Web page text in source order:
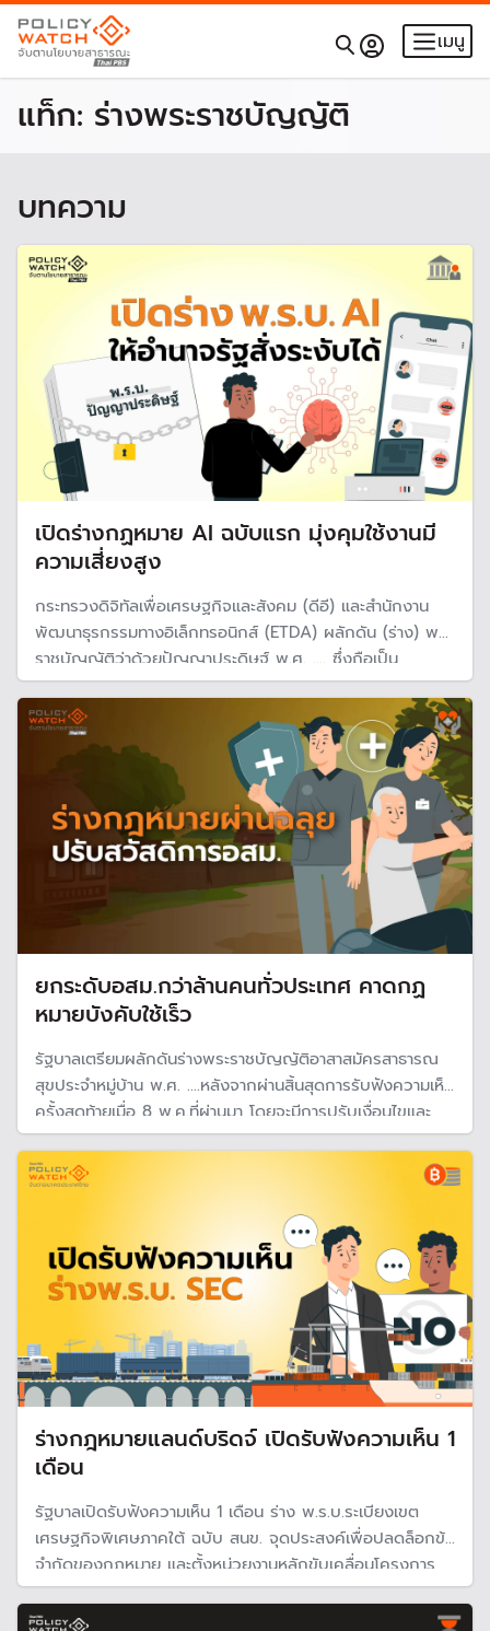
เมนู
แท็ก: ร่างพระราชบัญญัติ
บทความ
เปิดร่างกฏหมาย AI ฉบับแรก มุ่งคุมใช้งานมี
ความเสี่ยงสูง
กระทรวงดิจิทัลเพื่อเศรษฐกิจและสังคม (ดีอี) และสำนักงาน
พัฒนาธุรกรรมทางอิเล็กทรอนิกส์ (ETDA) ผลักดัน (ร่าง) พระ
ราชบัญญัติว่าด้วยปัญญาประดิษฐ์ พ.ศ. .... ซึ่งถือเป็น
กฎหมายกลางด้าน AI ฉบับแรกของประเทศไทย คาดเข้าสภาผู้
แทนราษฏรใน ก.ย. นี้
ยกระดับอสม.กว่าล้านคนทั่วประเทศ คาดกฏ
หมายบังคับใช้เร็ว
รัฐบาลเตรียมผลักดันร่างพระราชบัญญัติอาสาสมัครสาธารณ
สุขประจําหมู่บ้าน พ.ศ. ....หลังจากผ่านสิ้นสุดการรับฟังความเห็น
ครั้งสุดท้ายเมื่อ 8 พ.ค.ที่ผ่านมา โดยจะมีการปรับเงื่อนไขและ
สวัสดิการอสม.ทั่วประเทศ คาดว่าจะประกาศได้เร็ว เพราะพรรค
ภูมิใจไทยผลักดันมาตั้งแต่รัฐบาลก่อน ทำให้หมดปัญหาในขั้น
ตอนของสภา
ร่างกฎหมายแลนด์บริดจ์ เปิดรับฟังความเห็น 1
เดือน
รัฐบาลเปิดรับฟังความเห็น 1 เดือน ร่าง พ.ร.บ.ระเบียงเขต
เศรษฐกิจพิเศษภาคใต้ ฉบับ สนข. จุดประสงค์เพื่อปลดล็อกข้อ
จำกัดของกฎหมาย และตั้งหน่วยงานหลักขับเคลื่อนโครงการ
แลนด์บริดจ์ เมกะโปรเจกต์ขนาดใหญ่เชื่อมโยงขนส่งระหว่าง
อ่าวไทยและอันดามัน